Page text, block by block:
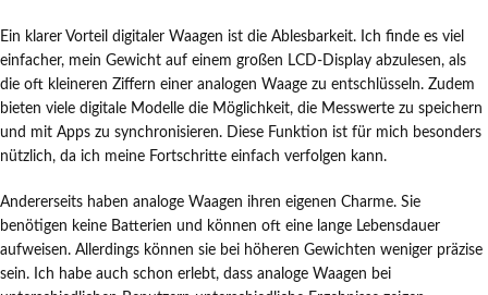
Ein klarer Vorteil digitaler Waagen ist die Ablesbarkeit. Ich finde es viel
einfacher, mein Gewicht auf einem großen LCD-Display abzulesen, als
die oft kleineren Ziffern einer analogen Waage zu entschlüsseln. Zudem
bieten viele digitale Modelle die Möglichkeit, die Messwerte zu speichern
und mit Apps zu synchronisieren. Diese Funktion ist für mich besonders
nützlich, da ich meine Fortschritte einfach verfolgen kann.
Andererseits haben analoge Waagen ihren eigenen Charme. Sie
benötigen keine Batterien und können oft eine lange Lebensdauer
aufweisen. Allerdings können sie bei höheren Gewichten weniger präzise
sein. Ich habe auch schon erlebt, dass analoge Waagen bei